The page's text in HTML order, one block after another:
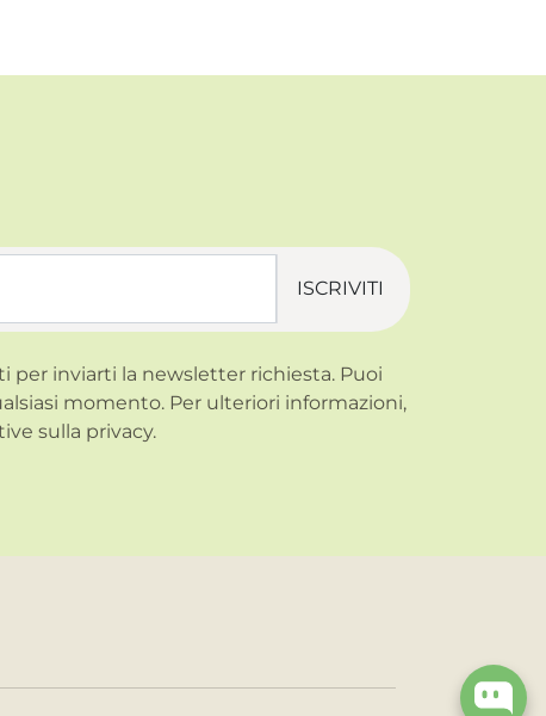
ISCRIVITI
per inviarti la newsletter richiesta. Puoi
momento. Per ulteriori informazioni,
sulla privacy.